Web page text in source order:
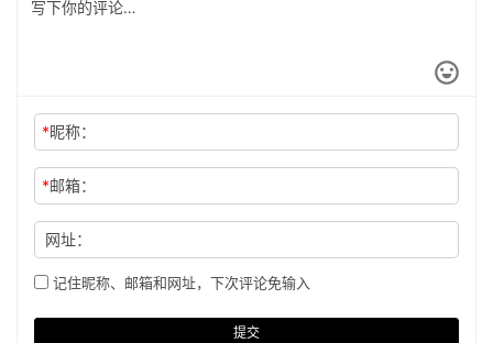
*昵称：
*邮箱：
网址：
记住昵称、邮箱和网址，下次评论免输入
提交